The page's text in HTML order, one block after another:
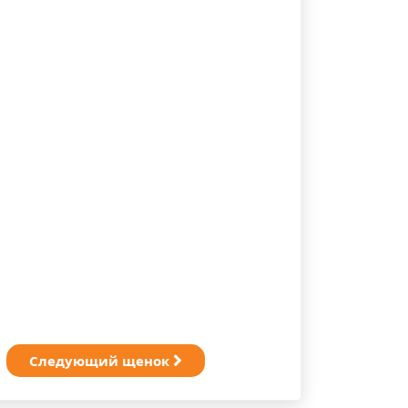
Следующий щенок